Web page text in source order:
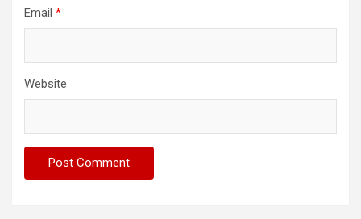
Email *
Website